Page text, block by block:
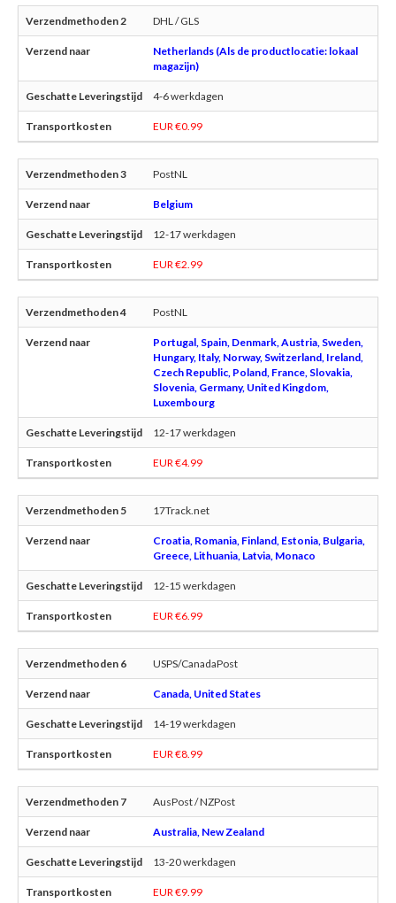
DHL / GLS
Netherlands (Als de productlocatie: lokaal
magazijn)
4-6 werkdagen
EUR €0.99
PostNL
Belgium
12-17 werkdagen
EUR €2.99
PostNL
Portugal, Spain, Denmark, Austria, Sweden,
Hungary, Italy, Norway, Switzerland, Ireland,
Czech Republic, Poland, France, Slovakia,
Slovenia, Germany, United Kingdom,
Luxembourg
12-17 werkdagen
EUR €4.99
17Track.net
Croatia, Romania, Finland, Estonia, Bulgaria,
Greece, Lithuania, Latvia, Monaco
12-15 werkdagen
EUR €6.99
USPS/CanadaPost
Canada, United States
14-19 werkdagen
EUR €8.99
AusPost / NZPost
Australia, New Zealand
13-20 werkdagen
EUR €9.99